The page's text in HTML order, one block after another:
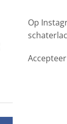
Op
Accepteer